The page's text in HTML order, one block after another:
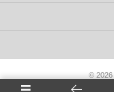
© 2026